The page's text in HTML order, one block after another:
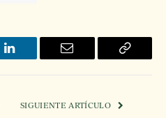
LinkedIn
Correo
Copiar
SIGUIENTE ARTÍCULO